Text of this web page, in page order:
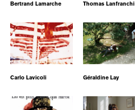
Bertrand Lamarche Thomas Lanfranchi
Carlo Lavicoli Géraldine Lay